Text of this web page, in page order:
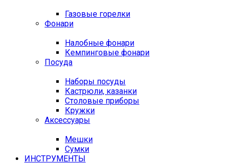
Газовые горелки
Фонари
Налобные фонари
Кемпинговые фонари
Посуда
Наборы посуды
Кастрюли, казанки
Столовые приборы
Кружки
Аксессуары
Мешки
Сумки
ИНСТРУМЕНТЫ